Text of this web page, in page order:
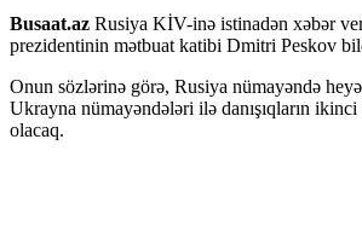
Busaat.az Rusiya KİV-inə istinadən xəbər
prezidentinin mətbuat katibi Dmitri Peskov
Onun sözlərinə görə, Rusiya nümayəndə
Ukrayna nümayəndələri ilə danışıqların ikinci
olacaq.